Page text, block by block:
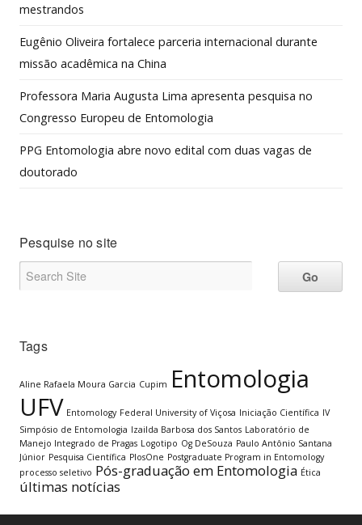
mestrandos
Eugênio Oliveira fortalece parceria internacional durante
missão acadêmica na China
Professora Maria Augusta Lima apresenta pesquisa no
Congresso Europeu de Entomologia
PPG Entomologia abre novo edital com duas vagas de
doutorado
Pesquise no site
Tags
Aline Rafaela Moura Garcia Cupim Entomologia
UFV Entomology Federal University of Viçosa Iniciação Científica IV
Simpósio de Entomologia Izailda Barbosa dos Santos Laboratório de
Manejo Integrado de Pragas Logotipo Og DeSouza Paulo Antônio Santana
Júnior Pesquisa Científica PlosOne Postgraduate Program in Entomology
processo seletivo Pós-graduação em Entomologia Ética
últimas notícias